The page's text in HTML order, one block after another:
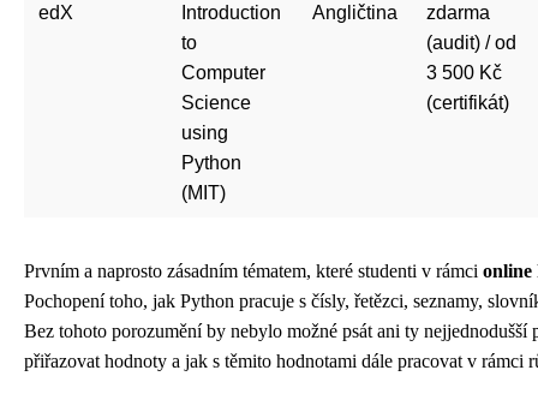
edX
Introduction
to
Computer
Science
using
Python
(MIT)
Angličtina
zdarma
(audit) / od
3 500 Kč
(certifikát)
Prvním a naprosto zásadním tématem, které studenti v rámci online
Pochopení toho, jak Python pracuje s čísly, řetězci, seznamy,
Bez tohoto porozumění by nebylo možné psát ani ty
přiřazovat hodnoty a jak s těmito hodnotami dále pracovat v rámci